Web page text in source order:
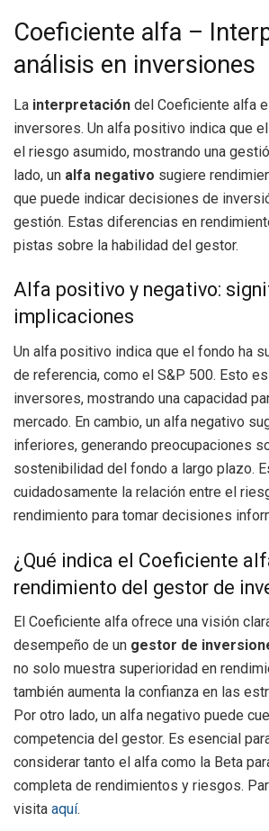
Coeficiente alfa –
análisis en inversiones
La interpretación del Coeficiente alfa
inversores. Un alfa positivo indica que
el riesgo asumido, mostrando una
lado, un alfa negativo sugiere
que puede indicar decisiones de
gestión. Estas diferencias en
pistas sobre la habilidad del gestor.
Alfa positivo y negativo:
implicaciones
Un alfa positivo indica que el fondo ha
de referencia, como el S&P 500. Esto
inversores, mostrando una capacidad
mercado. En cambio, un alfa negativo
inferiores, generando preocupaciones
sostenibilidad del fondo a largo plazo.
cuidadosamente la relación entre el
rendimiento para tomar decisiones
¿Qué indica el Coeficiente
rendimiento del gestor de
El Coeficiente alfa ofrece una visión
desempeño de un gestor de
no solo muestra superioridad en
también aumenta la confianza en las
Por otro lado, un alfa negativo puede
competencia del gestor. Es esencial
considerar tanto el alfa como la Beta
completa de rendimientos y riesgos.
visita aquí.